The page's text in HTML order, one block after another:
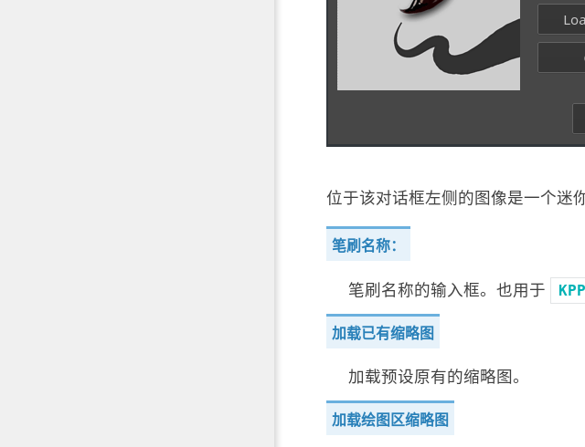
位于该对话框左侧的图像是一个迷
笔刷名称：
笔刷名称的输入框。也用于 KPP
加载已有缩略图
加载预设原有的缩略图。
加载绘图区缩略图